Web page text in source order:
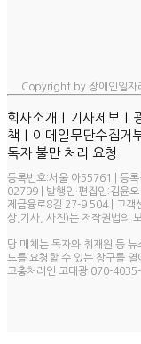
Copyright by 장애인일
회사소개 기사제보
책
이메일무단수집거
독자 불만 처리 요청
등록번호:서울 아55761 | 등
02799 | 발행인·편집인:김윤
제금융로8길 27-9 504 | 고객
상,기사, 사진)는 저작권법의
당 매체는 독자와 취재원 등
도를 요청할 수 있는 창구를 열
고충처리인 고대광 070-